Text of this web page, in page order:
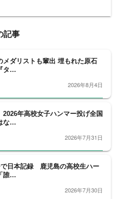
記事
メダリストも輩出 埋もれた原石
タ…
2026年8月4日
2026年高校女子ハンマー投げ全国
な…
2026年7月31日
で日本記録 鹿児島の高校生ハー
誰…
2026年7月30日